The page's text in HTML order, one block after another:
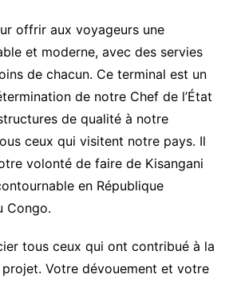
offrir aux voyageurs une
et moderne, avec des servies
de chacun. Ce terminal est un
de notre Chef de l’État
de qualité à notre
ceux qui visitent notre pays. Il
volonté de faire de Kisangani
en République
Congo.
tous ceux qui ont contribué à la
Votre dévouement et votre